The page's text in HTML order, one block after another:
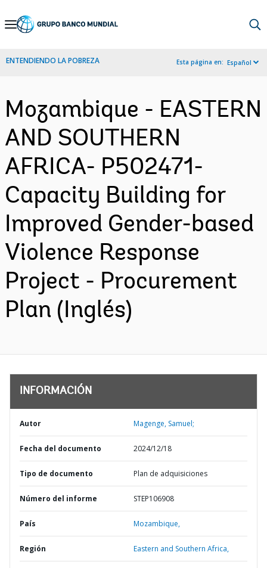
Skip
Navigation
ENTENDIENDO LA POBREZA Esta página en: Español
Mozambique - EASTERN
AND SOUTHERN
AFRICA- P502471-
Capacity Building for
Improved Gender-based
Violence Response
Project - Procurement
Plan (Inglés)
INFORMACIÓN
Autor Magenge, Samuel;
Fecha del documento 2024/12/18
Tipo de documento Plan de adquisiciones
Número del informe STEP106908
País Mozambique,
Región Eastern and Southern Africa,